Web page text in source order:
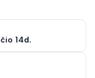
14d.